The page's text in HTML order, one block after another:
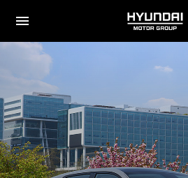
전체
메뉴
HYUNDAI
MOTOR